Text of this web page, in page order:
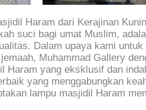
Haram dari Kerajinan
suci bagi umat Muslim,
Dalam upaya kami
Muhammad Gallery
Haram yang eksklusif dan
yang menggabungkan
lampu masjidil Haram